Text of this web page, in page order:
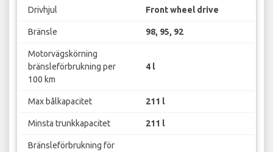
Drivhjul Front wheel drive
Bränsle 98, 95, 92
Motorvägskörning
bränsleförbrukning per
100 km
4 l
Max bålkapacitet 211 l
Minsta trunkkapacitet 211 l
Bränsleförbrukning för